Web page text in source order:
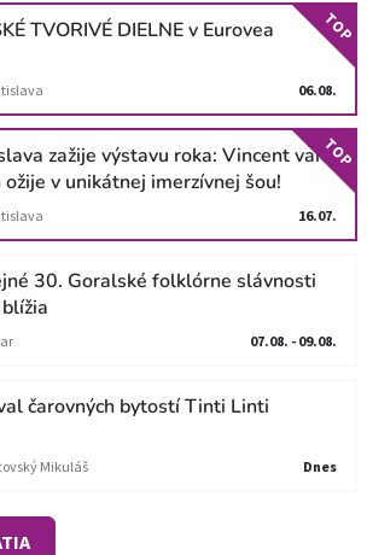
TVORIVÉ DIELNE v Eurovea
06.08.
TOP
zažije výstavu roka: Vincent van
ožije v unikátnej imerzívnej šou!
16.07.
TOP
30. Goralské folklórne slávnosti
07.08. - 09.08.
čarovných bytostí Tinti Linti
Mikuláš Dnes